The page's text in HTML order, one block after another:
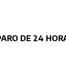
DE 24